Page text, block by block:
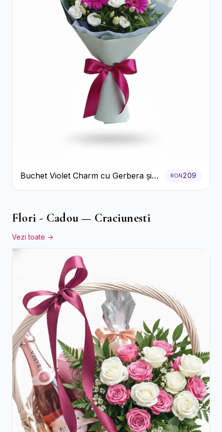
Buchet Violet Charm cu Gerbera și
Lisianthus Alb
RON209
Flori - Cadou — Craciunesti
Vezi toate →